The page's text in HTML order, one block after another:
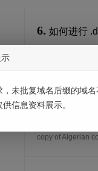
6. 如何进行
通过我司注册
7. 谁可以注
特殊要求
copy of Algerian
未批复域名后缀的域名
信息资料展示。